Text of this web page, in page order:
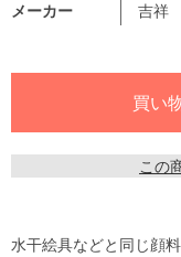
メーカー 吉祥
この
水干絵具などと同じ顔